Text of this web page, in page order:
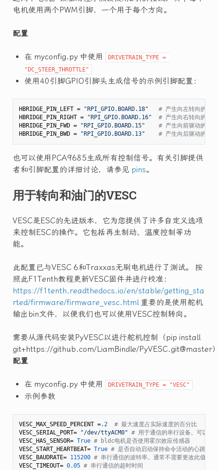
电机使用两个PWM引脚，一个用于每个方向。
配置
在 myconfig.py 中使用
DRIVETRAIN_TYPE =
"DC_STEER_THROTTLE"
使用40引脚GPIO引脚头生成信号的示例引脚配置：
HBRIDGE_PIN_LEFT = "RPI_GPIO.BOARD.18"
# 产生向左转向的占空
HBRIDGE_PIN_RIGHT =
"RPI_GPIO.BOARD.16"
# 产生向右转向的占空
HBRIDGE_PIN_FWD =
"RPI_GPIO.BOARD.15"
# 产生向前驱动的占空
HBRIDGE_PIN_BWD =
"RPI_GPIO.BOARD.13" # 产生向后驱动的占空
也可以使用PCA9685生成所有控制信号。有关引脚提供
者和引脚配置的详细讨论，请参见 pins。
用于转向和油门的VESC
VESC是ESC的先进版本，它为您提供了许多自定义选项
来控制ESC的操作。它包括再生制动、温度控制等功
能。
此配置已与VESC 6和Traxxas无刷电机进行了测试。 按
照此F1Tenth教程更新VESC固件并进行校准：
https://f1tenth.readthedocs.io/en/stable/getting_sta
rted/firmware/firmware_vesc.html重要的是使用舵机
输出bin文件，以便我们也可以使用VESC控制转向。
需要从源代码安装PyVESC以进行舵机控制（pip install
git+https://github.com/LiamBindle/PyVESC.git@master
配置
在 myconfig.py 中使用 DRIVETRAIN_TYPE = "VESC"
示例参数
VESC_MAX_SPEED_PERCENT =.2
# 最大速度占实际速度的百分比
VESC_SERIAL_PORT=
"/dev/ttyACM0" # 用于通信的串行设备。可
VESC_HAS_SENSOR= True # bldc电机是否使用霍尔效应传感器
VESC_START_HEARTBEAT= True # 是否自动启动保持命令活动的心跳线程
VESC_BAUDRATE= 115200 # 串行通信的波特率。通常不需要更改此值。
VESC_TIMEOUT= 0.05 # 串行通信的超时时间